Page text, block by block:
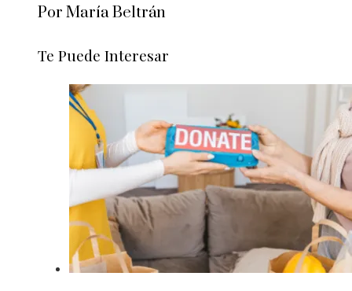
Por María Beltrán
Te Puede Interesar